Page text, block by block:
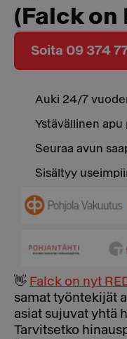
(Falck on
Soita 09 374
Auki 24/7
Ystävällinen
Seuraa avun
Sisältyy
👋 Falck on nyt
samat työntekijät
asiat sujuvat yhtä
Tarvitsetko